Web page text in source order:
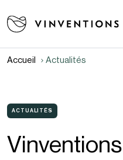
Nos
Vos
Contact
Carrière
Accueil Actualités
ACTUALITÉS